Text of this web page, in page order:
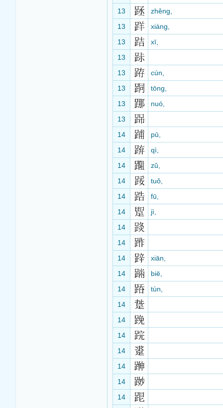
13
zhěng,
13
xiáng,
13
xī,
13
13
cún,
13
tōng,
13
nuó,
13
14
pū,
14
qì,
14
zǔ,
14
tuǒ,
14
fū,
14
jì,
14
14
14
xiān,
14
biē,
14
tùn,
14
14
14
14
14
14
14